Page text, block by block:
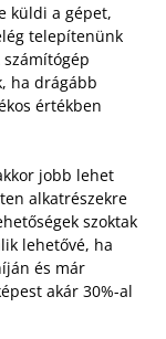
küldi a gépet,
telepítenünk
ha drágább
értékben
jobb lehet
alkatrészekre
szoktak
lehetővé, ha
és már
akár 30%-al